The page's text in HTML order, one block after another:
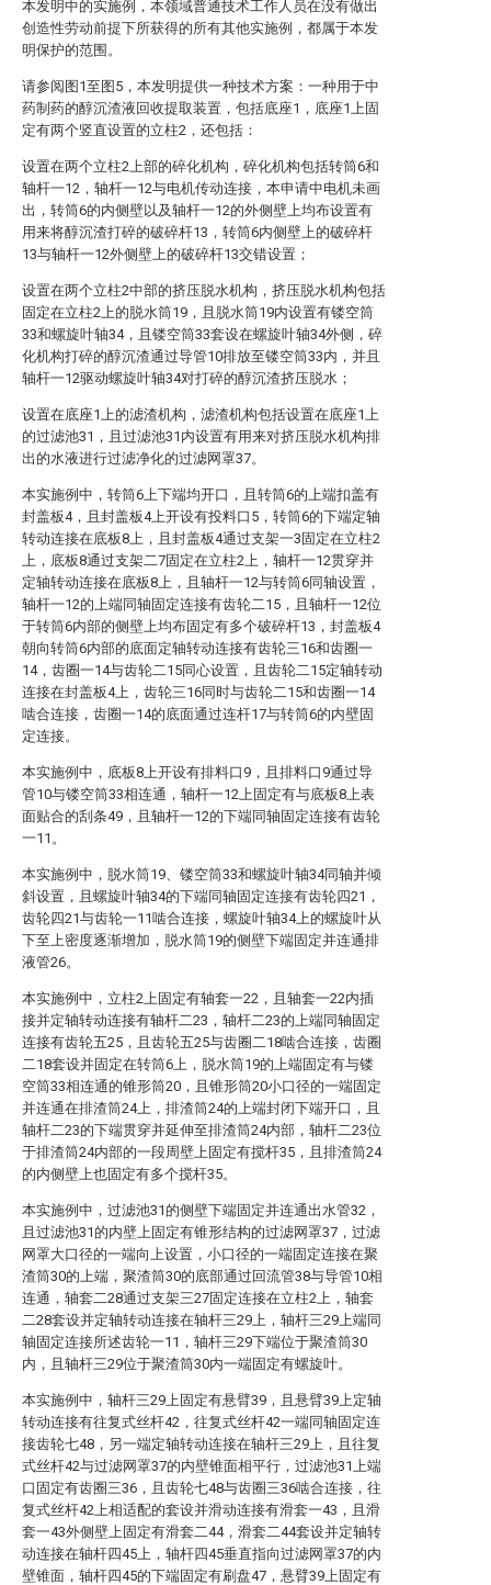
本发明中的实施例，本领域普通技术工作人员在没有做出
创造性劳动前提下所获得的所有其他实施例，都属于本发
明保护的范围。
请参阅图1至图5，本发明提供一种技术方案：一种用于中
药制药的醇沉渣液回收提取装置，包括底座1，底座1上固
定有两个竖直设置的立柱2，还包括：
设置在两个立柱2上部的碎化机构，碎化机构包括转筒6和
轴杆一12，轴杆一12与电机传动连接，本申请中电机未画
出，转筒6的内侧壁以及轴杆一12的外侧壁上均布设置有
用来将醇沉渣打碎的破碎杆13，转筒6内侧壁上的破碎杆
13与轴杆一12外侧壁上的破碎杆13交错设置；
设置在两个立柱2中部的挤压脱水机构，挤压脱水机构包括
固定在立柱2上的脱水筒19，且脱水筒19内设置有镂空筒
33和螺旋叶轴34，且镂空筒33套设在螺旋叶轴34外侧，碎
化机构打碎的醇沉渣通过导管10排放至镂空筒33内，并且
轴杆一12驱动螺旋叶轴34对打碎的醇沉渣挤压脱水；
设置在底座1上的滤渣机构，滤渣机构包括设置在底座1上
的过滤池31，且过滤池31内设置有用来对挤压脱水机构排
出的水液进行过滤净化的过滤网罩37。
本实施例中，转筒6上下端均开口，且转筒6的上端扣盖有
封盖板4，且封盖板4上开设有投料口5，转筒6的下端定轴
转动连接在底板8上，且封盖板4通过支架一3固定在立柱2
上，底板8通过支架二7固定在立柱2上，轴杆一12贯穿并
定轴转动连接在底板8上，且轴杆一12与转筒6同轴设置，
轴杆一12的上端同轴固定连接有齿轮二15，且轴杆一12位
于转筒6内部的侧壁上均布固定有多个破碎杆13，封盖板4
朝向转筒6内部的底面定轴转动连接有齿轮三16和齿圈一
14，齿圈一14与齿轮二15同心设置，且齿轮二15定轴转动
连接在封盖板4上，齿轮三16同时与齿轮二15和齿圈一14
啮合连接，齿圈一14的底面通过连杆17与转筒6的内壁固
定连接。
本实施例中，底板8上开设有排料口9，且排料口9通过导
管10与镂空筒33相连通，轴杆一12上固定有与底板8上表
面贴合的刮条49，且轴杆一12的下端同轴固定连接有齿轮
一11。
本实施例中，脱水筒19、镂空筒33和螺旋叶轴34同轴并倾
斜设置，且螺旋叶轴34的下端同轴固定连接有齿轮四21，
齿轮四21与齿轮一11啮合连接，螺旋叶轴34上的螺旋叶从
下至上密度逐渐增加，脱水筒19的侧壁下端固定并连通排
液管26。
本实施例中，立柱2上固定有轴套一22，且轴套一22内插
接并定轴转动连接有轴杆二23，轴杆二23的上端同轴固定
连接有齿轮五25，且齿轮五25与齿圈二18啮合连接，齿圈
二18套设并固定在转筒6上，脱水筒19的上端固定有与镂
空筒33相连通的锥形筒20，且锥形筒20小口径的一端固定
并连通在排渣筒24上，排渣筒24的上端封闭下端开口，且
轴杆二23的下端贯穿并延伸至排渣筒24内部，轴杆二23位
于排渣筒24内部的一段周壁上固定有搅杆35，且排渣筒24
的内侧壁上也固定有多个搅杆35。
本实施例中，过滤池31的侧壁下端固定并连通出水管32，
且过滤池31的内壁上固定有锥形结构的过滤网罩37，过滤
网罩大口径的一端向上设置，小口径的一端固定连接在聚
渣筒30的上端，聚渣筒30的底部通过回流管38与导管10相
连通，轴套二28通过支架三27固定连接在立柱2上，轴套
二28套设并定轴转动连接在轴杆三29上，轴杆三29上端同
轴固定连接所述齿轮一11，轴杆三29下端位于聚渣筒30
内，且轴杆三29位于聚渣筒30内一端固定有螺旋叶。
本实施例中，轴杆三29上固定有悬臂39，且悬臂39上定轴
转动连接有往复式丝杆42，往复式丝杆42一端同轴固定连
接齿轮七48，另一端定轴转动连接在轴杆三29上，且往复
式丝杆42与过滤网罩37的内壁锥面相平行，过滤池31上端
口固定有齿圈三36，且齿轮七48与齿圈三36啮合连接，往
复式丝杆42上相适配的套设并滑动连接有滑套一43，且滑
套一43外侧壁上固定有滑套二44，滑套二44套设并定轴转
动连接在轴杆四45上，轴杆四45垂直指向过滤网罩37的内
壁锥面，轴杆四45的下端固定有刷盘47，悬臂39上固定有